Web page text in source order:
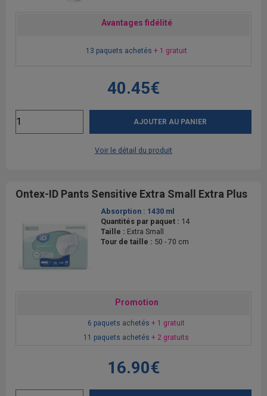
Avantages fidélité
13 paquets achetés + 1 gratuit
40.45€
AJOUTER AU PANIER
Voir le détail du produit
Ontex-ID Pants Sensitive Extra Small Extra Plus
Absorption : 1430 ml
Quantités par paquet : 14
Taille : Extra Small
Tour de taille : 50 - 70 cm
Promotion
6 paquets achetés + 1 gratuit
11 paquets achetés + 2 gratuits
16.90€